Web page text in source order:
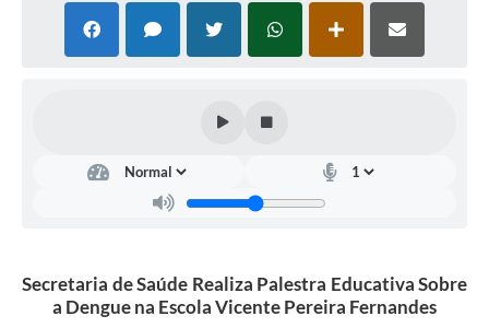
Agenda
RH Meu Holerite
Mananciais Tapirenses
Secretaria de Saúde Realiza Palestra Educativa Sobre
a Dengue na Escola Vicente Pereira Fernandes